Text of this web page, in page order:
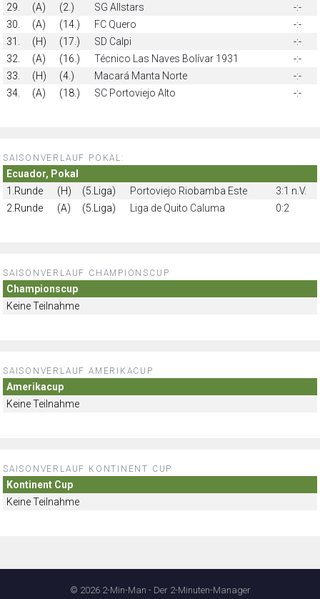
29.
(A) (2.) SG Allstars
-:-
30.
(A) (14.) FC Quero
-:-
31.
(H) (17.) SD Calpi
-:-
32.
(A) (16.) Técnico Las Naves Bolívar 1931
-:-
33.
(H) (4.) Macará Manta Norte
-:-
34.
(A) (18.) SC Portoviejo Alto -:-
SAISONVERLAUF POKAL:
Ecuador, Pokal
1.Runde
(H) (5.Liga) Portoviejo Riobamba Este
3:1 n.V.
2.Runde
(A) (5.Liga) Liga de Quito Caluma 0:2
SAISONVERLAUF CHAMPIONSCUP
Championscup
Keine Teilnahme
SAISONVERLAUF AMERIKACUP
Amerikacup
Keine Teilnahme
SAISONVERLAUF KONTINENT CUP
Kontinent Cup
Keine Teilnahme
© 2026 2-Min-Man - Der 2-Minuten-Manager